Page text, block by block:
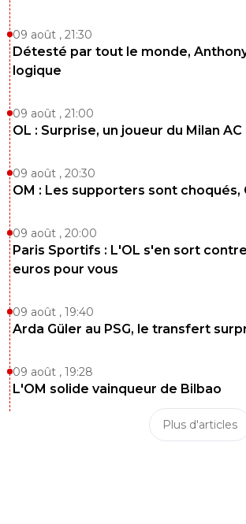
09 août , 21:30
Détesté par tout le monde,
logique
09 août , 21:00
OL : Surprise, un joueur du Milan
09 août , 20:30
OM : Les supporters sont
09 août , 20:00
Paris Sportifs : L'OL s'en sort
euros pour vous
09 août , 19:40
Arda Güler au PSG, le transfert
09 août , 19:28
L'OM solide vainqueur de Bilbao
Plus d'articles